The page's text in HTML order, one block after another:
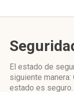
El estado de
siguiente
estado es seguro.